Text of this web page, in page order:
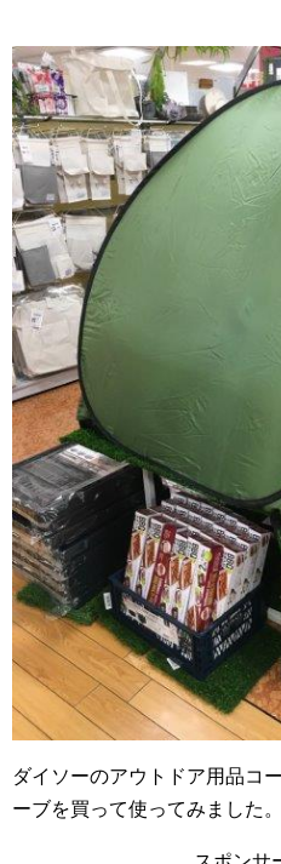
ダイソーのアウトドア用品コ
ーブを買って使ってみました。